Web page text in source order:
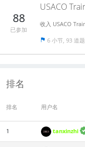
88
已参加
USACO
收入 USACO
6 小节, 93 道题
排名
排名 用户名
1 tanxinzhi